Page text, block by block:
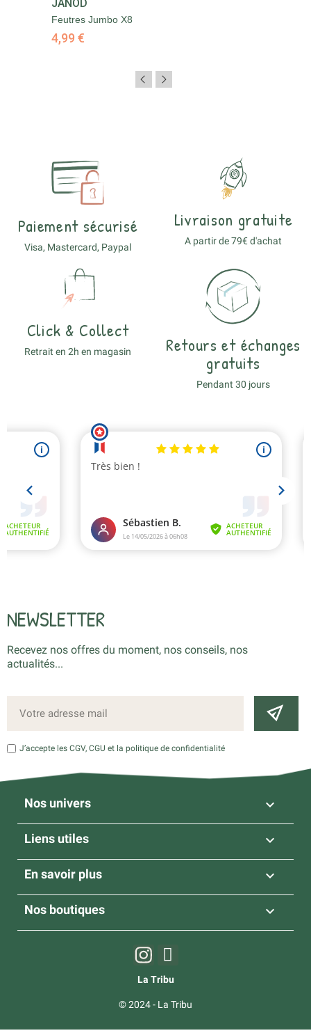
JANOD
Feutres Jumbo X8
4,99 €
Paiement sécurisé
Visa, Mastercard, Paypal
Livraison gratuite
A partir de 79€ d'achat
Click & Collect
Retrait en 2h en magasin
Retours et échanges
gratuits
Pendant 30 jours
NEWSLETTER
Recevez nos offres du moment, nos conseils, nos
actualités...
J’accepte les CGV, CGU et la politique de confidentialité
Nos univers 
Liens utiles 
En savoir plus 
Nos boutiques 
La Tribu
© 2024 - La Tribu